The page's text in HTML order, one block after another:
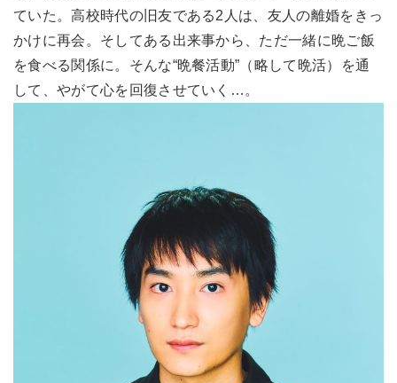
ていた。高校時代の旧友である2人は、友人の離婚をきっ
かけに再会。そしてある出来事から、ただ一緒に晩ご飯
を食べる関係に。そんな“晩餐活動”（略して晩活）を通
して、やがて心を回復させていく…。